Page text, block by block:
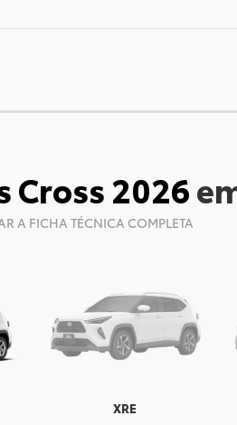
Cross 2026
A FICHA TÉCNICA COMPLETA
XRE